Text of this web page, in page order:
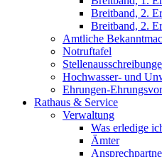
Breitband, 2.
Breitband, 2.
Amtliche
Notruftafel
Hochwasser- und
Ehrungen-
Rathaus & Service
Verwaltung
Was erledige
Ämter